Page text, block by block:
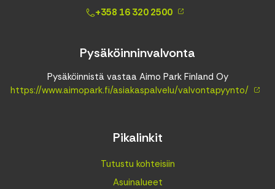
+358 16 320 2500
Pysäköinninvalvonta
Pysäköinnistä vastaa Aimo Park Finland Oy
https://www.aimopark.fi/asiakaspalvelu/valvontapyynto/
Pikalinkit
Tutustu kohteisiin
Asuinalueet